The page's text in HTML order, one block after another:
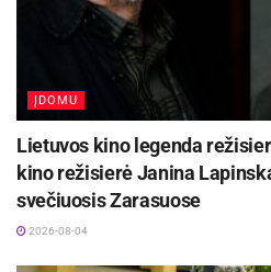
ĮDOMU
Lietuvos kino legenda
kino režisierė Janina
svečiuosis Zarasuose
2026-08-04